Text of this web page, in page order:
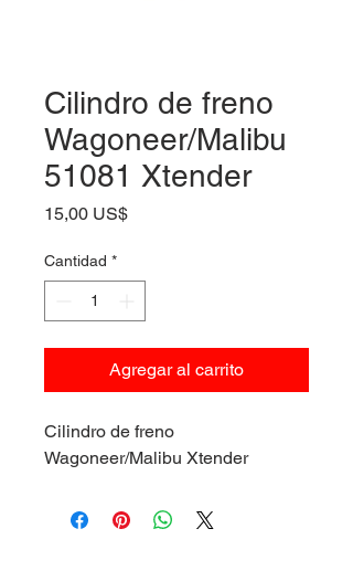
Cilindro de freno
Wagoneer/Malibu
51081 Xtender
15,00 US$Precio
Cantidad *
Agregar al carrito
Cilindro de freno
Wagoneer/Malibu Xtender